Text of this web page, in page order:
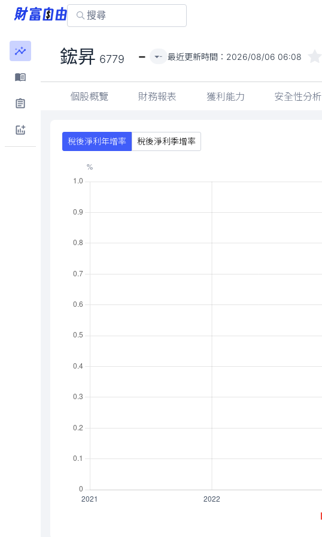
鋐昇 6779 - - 最近更新時間： 2026/08/06 06:08
個股概覽 財務報表 獲利能力 安全性分析
稅後淨利年增率 稅後淨利季增率